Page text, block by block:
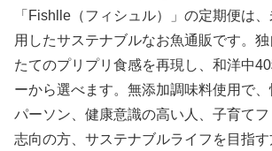
「Fishlle（フィシュル）」の定期便は
用したサステナブルなお魚通販です。
たてのプリプリ食感を再現し、和洋中
ーから選べます。無添加調味料使用で
パーソン、健康意識の高い人、子育て
志向の方、サステナブルライフを目指